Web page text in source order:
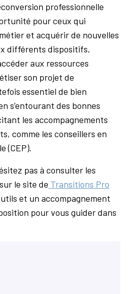
professionnelle
pour ceux qui
et acquérir de nouvelles
différents dispositifs,
aux ressources
son projet de
essentiel de bien
s’entourant des bonnes
les accompagnements
comme les conseillers en
(CEP).
pas à consulter les
le site de Transitions Pro
et un accompagnement
pour vous guider dans